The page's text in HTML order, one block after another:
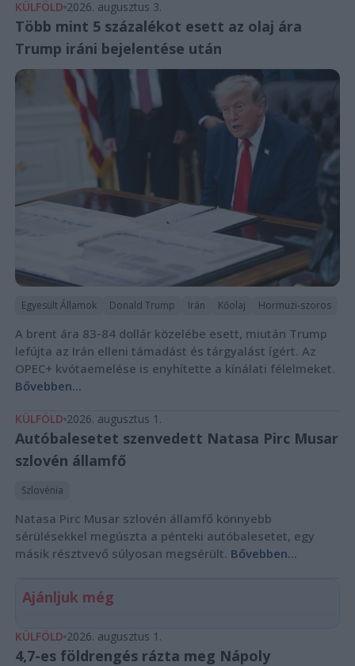
KÜLFÖLD 2026. augusztus 3.
Több mint 5 százalékot esett az olaj ára
Trump iráni bejelentése után
Egyesült Államok Donald Trump Irán Kőolaj Hormuzi-szoros
A brent ára 83-84 dollár közelébe esett, miután Trump
lefújta az Irán elleni támadást és tárgyalást ígért. Az
OPEC+ kvótaemelése is enyhítette a kínálati félelmeket.
Bővebben...
KÜLFÖLD 2026. augusztus 1.
Autóbalesetet szenvedett Natasa Pirc Musar
szlovén államfő
Szlovénia
Natasa Pirc Musar szlovén államfő könnyebb
sérülésekkel megúszta a pénteki autóbalesetet, egy
másik résztvevő súlyosan megsérült. Bővebben...
Ajánljuk még
KÜLFÖLD 2026. augusztus 1.
4,7-es földrengés rázta meg Nápoly